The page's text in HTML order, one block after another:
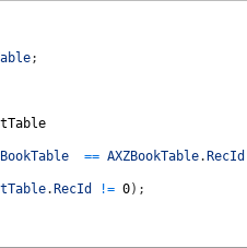
;
BookTable == AXZBookTable. RecId
. RecId != 0) ;